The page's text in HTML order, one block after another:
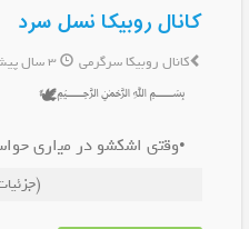
کانال روبیکا نسل سرد
کانال روبیکا سرگرمی 3 سال پیش
﷽🕊
•وق‍‌ت‍‌ی اش‍‌ک‍‌ش‍‌و در م‍‌ی‍‌اری